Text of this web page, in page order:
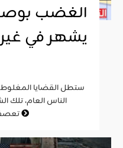
الغضب
يشهر في غير
الناس العام، تلك